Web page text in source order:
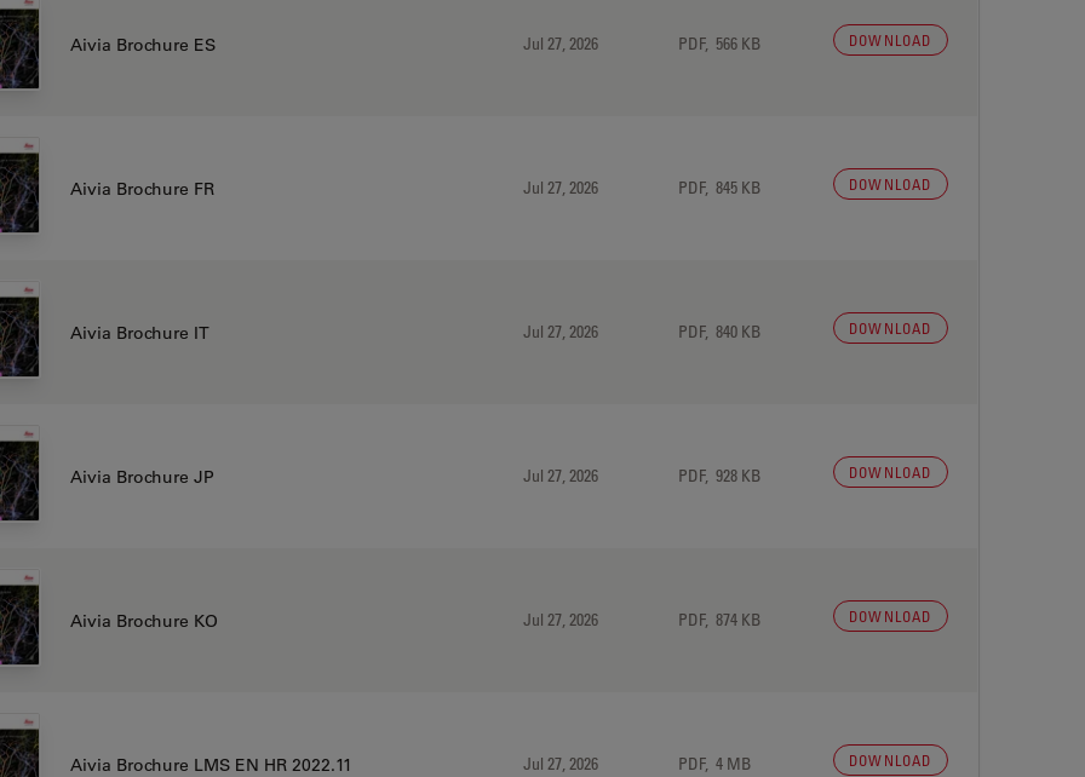
Aivia Brochure ES Jul 27, 2026 PDF, 566 KB DOWNLOAD
Aivia Brochure FR Jul 27, 2026 PDF, 845 KB DOWNLOAD
Aivia Brochure IT Jul 27, 2026 PDF, 840 KB DOWNLOAD
Aivia Brochure JP Jul 27, 2026 PDF, 928 KB DOWNLOAD
Aivia Brochure KO Jul 27, 2026 PDF, 874 KB DOWNLOAD
Aivia Brochure LMS EN HR 2022.11 Jul 27, 2026 PDF, 4 MB DOWNLOAD